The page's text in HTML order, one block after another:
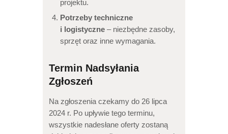
projektu.
Potrzeby techniczne
i logistyczne – niezbędne zasoby,
sprzęt oraz inne wymagania.
Termin Nadsyłania
Zgłoszeń
Na zgłoszenia czekamy do 26 lipca
2024 r. Po upływie tego terminu,
wszystkie nadesłane oferty zostaną